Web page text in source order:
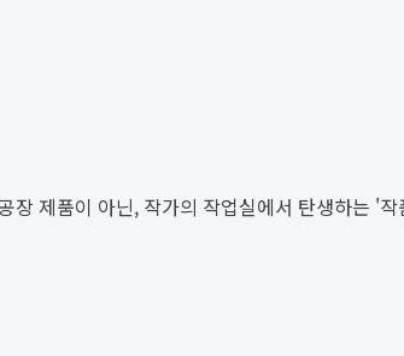
제품이 아닌, 작가의 작업실에서 탄생하는 '